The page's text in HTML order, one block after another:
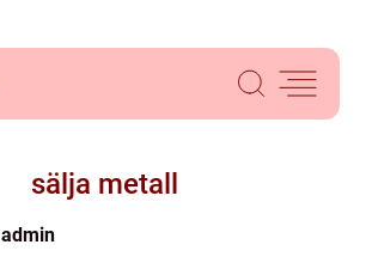
sälja metall
admin